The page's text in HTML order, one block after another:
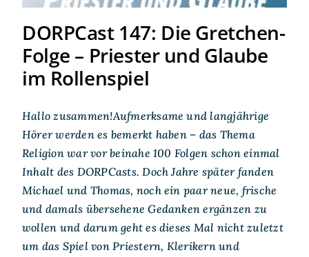
DORPCast 147: Die Gretchen-
Folge – Priester und Glaube
im Rollenspiel
Hallo zusammen!Aufmerksame und langjährige
Hörer werden es bemerkt haben – das Thema
Religion war vor beinahe 100 Folgen schon einmal
Inhalt des DORPCasts. Doch Jahre später fanden
Michael und Thomas, noch ein paar neue, frische
und damals übersehene Gedanken ergänzen zu
wollen und darum geht es dieses Mal nicht zuletzt
um das Spiel von Priestern, Klerikern und